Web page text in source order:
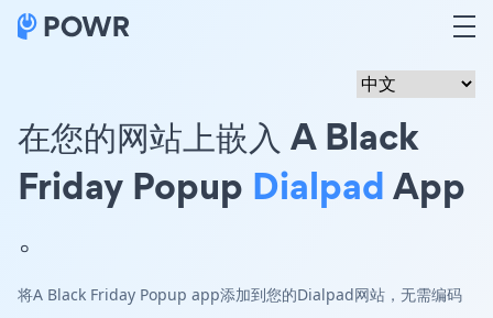
在您的网站上嵌入 A Black
Friday Popup DialpadApp
。
将A Black Friday Popup app添加到您的Dialpad网站，无需编码